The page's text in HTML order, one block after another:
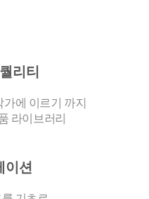
리티
에 이르기 까지
라이브러리
이션